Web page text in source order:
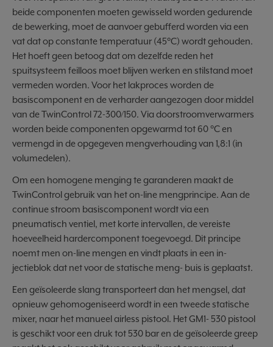
beide componenten moeten gewisseld worden gedurende
de bewerking, moet de aanvoer gebufferd worden via een
vat dat op constante temperatuur (45°C) wordt gehouden.
Het hoeft geen betoog dat om dezelfde reden het
spuitsysteem feilloos moet blijven werken en stilstand moet
vermeden worden. Voor het lakproces worden de
basiscomponent en de verharder aangezogen door middel
van de TwinControl 72-300/150. Via doorstroomverwarmers
worden beide componenten opgewarmd tot 60 °C en
vermengd in de opgegeven mengverhouding van 1,8:1 (in
volumedelen).
Om een homogene menging te garanderen maakt de
TwinControl gebruik van het on-line mengprincipe. Aan de
continue stroom basiscomponent wordt via een
pneumatisch ventiel, met korte intervallen, de vereiste
hoeveelheid hardercomponent toegevoegd. Dit principe
noemt men on-line mengen en vindt plaats in een in-
jectieblok dat net voor de statische meng- buis is geplaatst.
Een geïsoleerde slang transporteert dan het mengsel, dat
opnieuw gehomogeniseerd wordt in een tweede statische
mixer, naar het manueel airless pistool. Het GM1- 530 pistool
is geschikt voor een druk tot 530 bar en de geïsoleerde greep